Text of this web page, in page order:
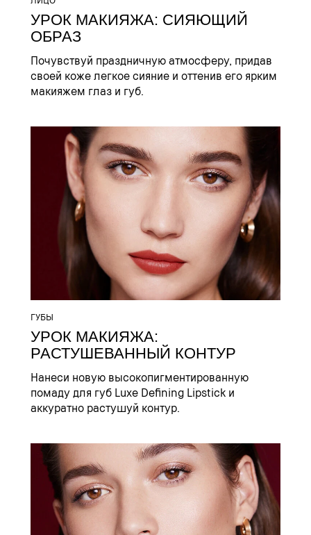
УРОК МАКИЯЖА: СИЯЮЩИЙ
ОБРАЗ
Почувствуй праздничную атмосферу, придав
своей коже легкое сияние и оттенив его ярким
макияжем глаз и губ.
ГУБЫ
УРОК МАКИЯЖА:
РАСТУШЕВАННЫЙ КОНТУР
Нанеси новую высокопигментированную
помаду для губ Luxe Defining Lipstick и
аккуратно растушуй контур.